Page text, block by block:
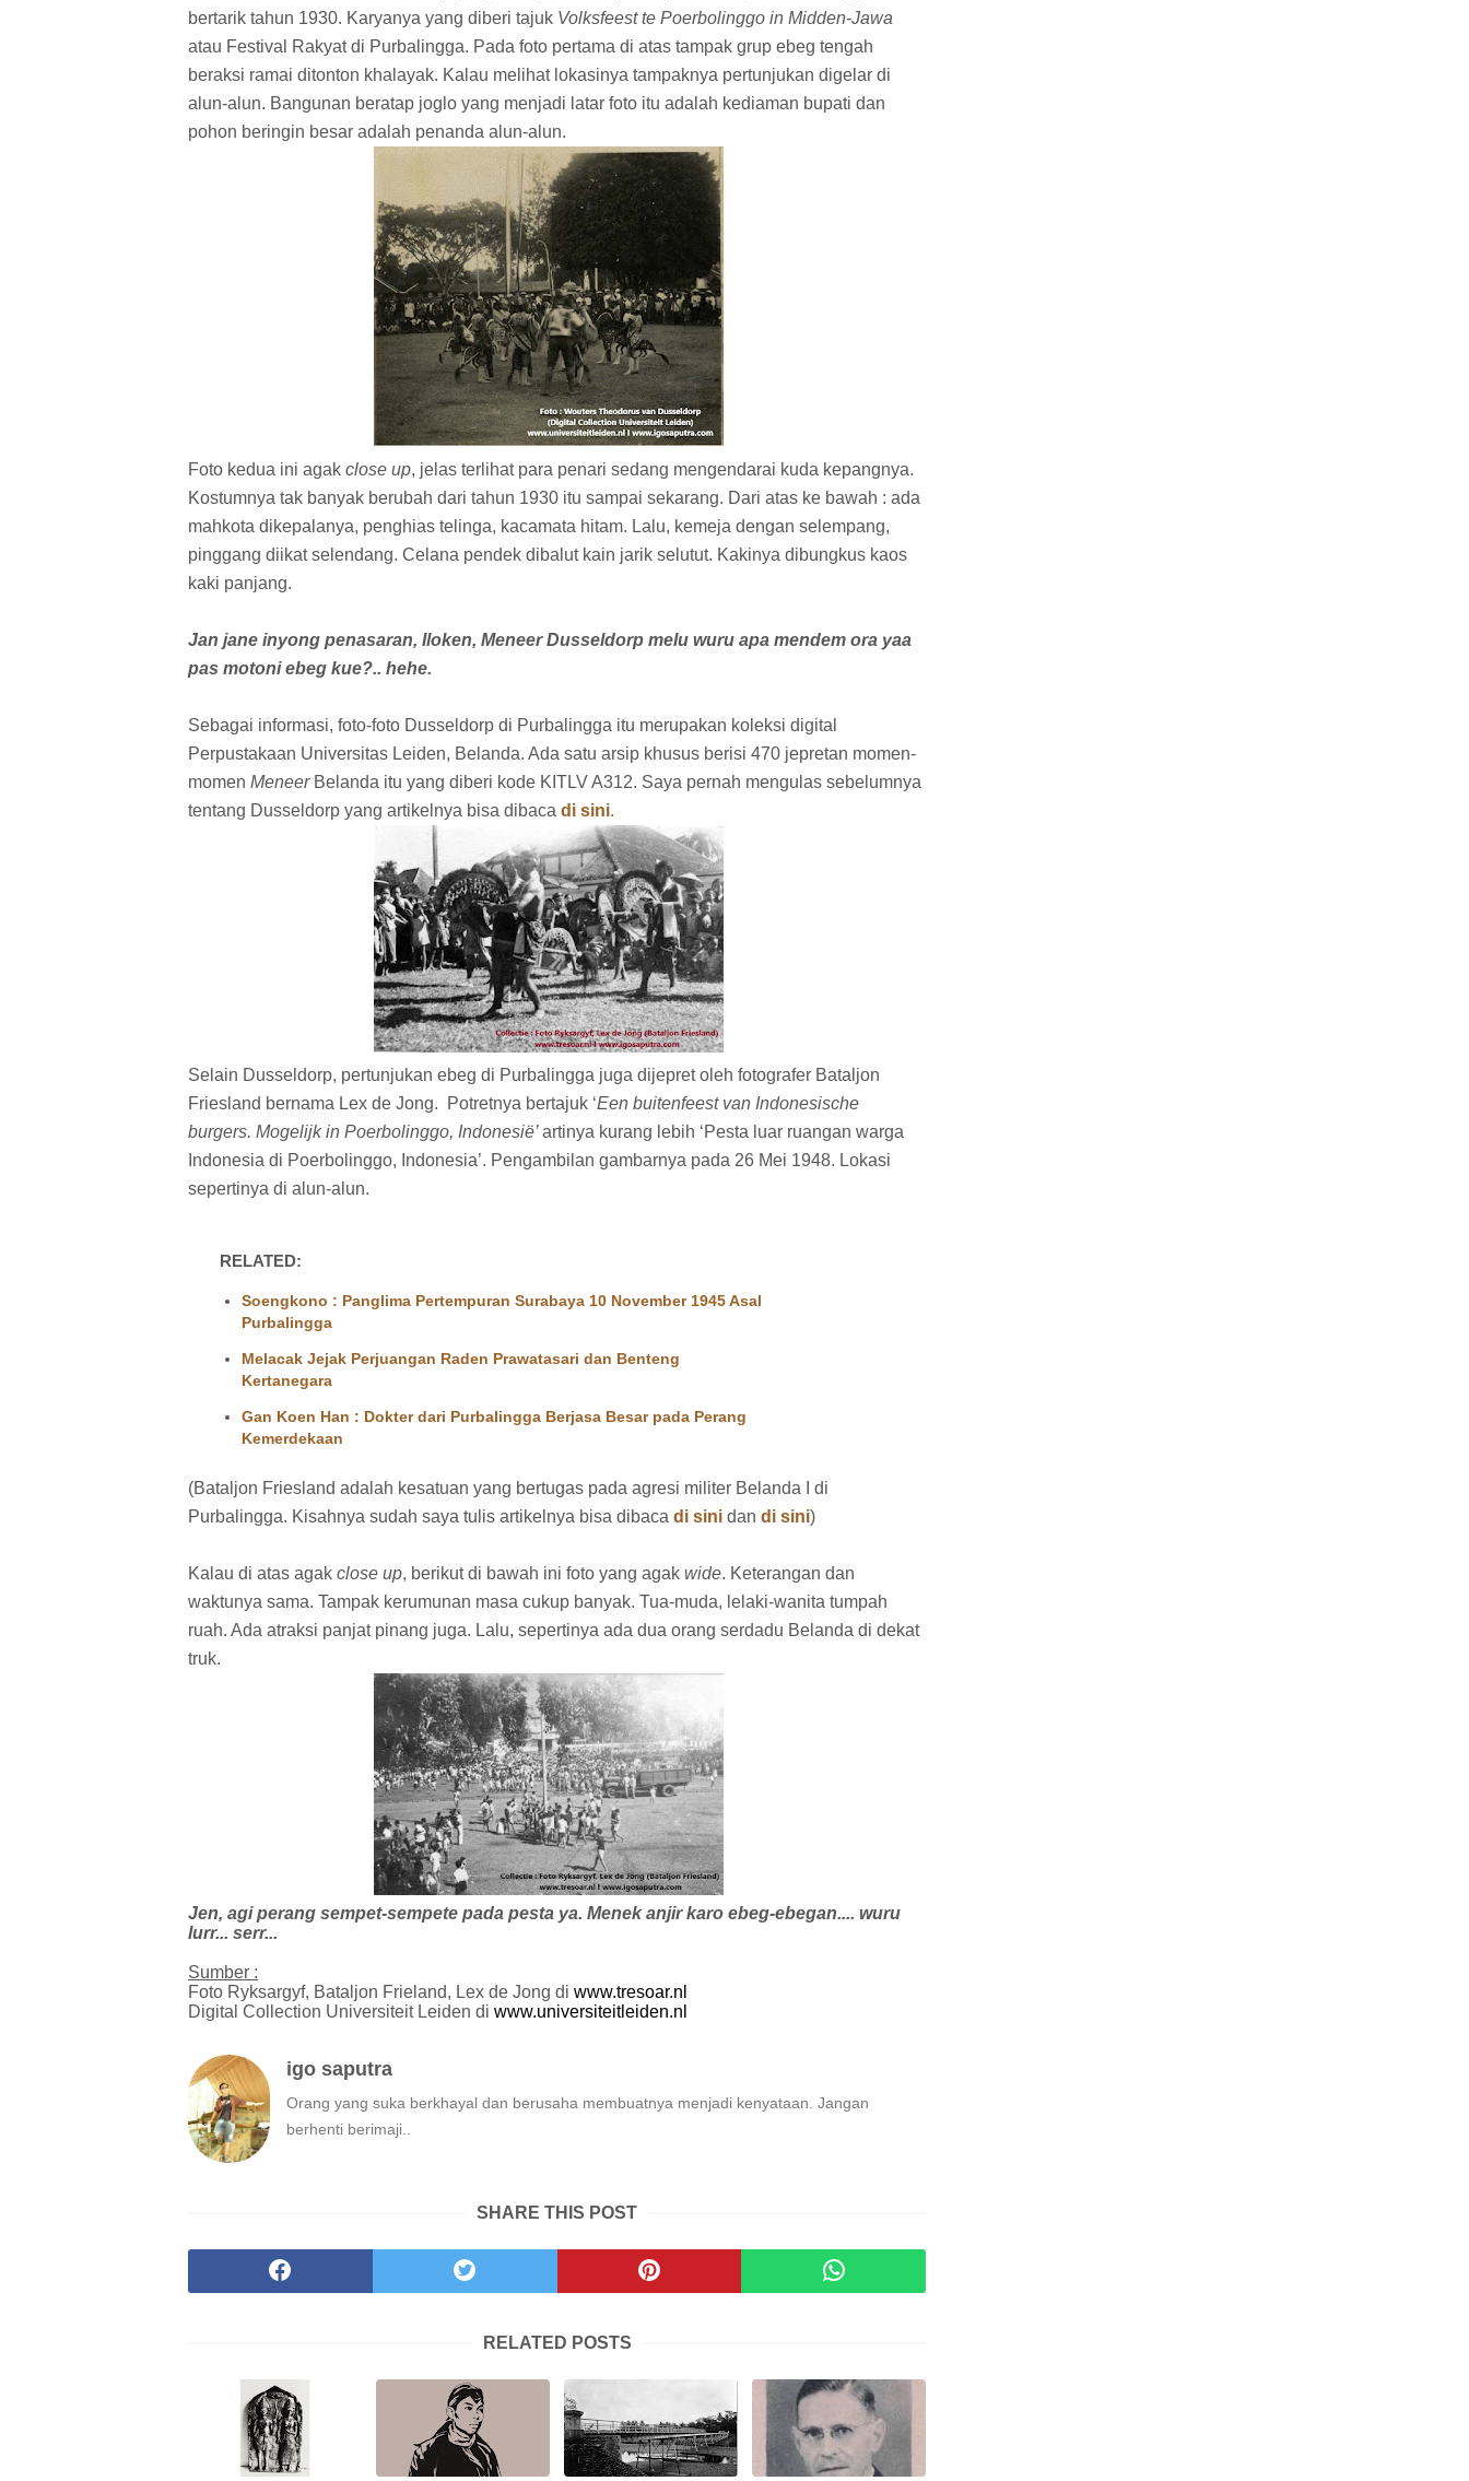
bertarik tahun 1930. Karyanya yang diberi tajuk Volksfeest te Poerbolinggo in Midden-Jawa
atau Festival Rakyat di Purbalingga. Pada foto pertama di atas tampak grup ebeg tengah
beraksi ramai ditonton khalayak. Kalau melihat lokasinya tampaknya pertunjukan digelar di
alun-alun. Bangunan beratap joglo yang menjadi latar foto itu adalah kediaman bupati dan
pohon beringin besar adalah penanda alun-alun.
Foto kedua ini agak close up, jelas terlihat para penari sedang mengendarai kuda kepangnya.
Kostumnya tak banyak berubah dari tahun 1930 itu sampai sekarang. Dari atas ke bawah : ada
mahkota dikepalanya, penghias telinga, kacamata hitam. Lalu, kemeja dengan selempang,
pinggang diikat selendang. Celana pendek dibalut kain jarik selutut. Kakinya dibungkus kaos
kaki panjang.
Jan jane inyong penasaran, Iloken, Meneer Dusseldorp melu wuru apa mendem ora yaa
pas motoni ebeg kue?.. hehe.
Sebagai informasi, foto-foto Dusseldorp di Purbalingga itu merupakan koleksi digital
Perpustakaan Universitas Leiden, Belanda. Ada satu arsip khusus berisi 470 jepretan momen-
momen Meneer Belanda itu yang diberi kode KITLV A312. Saya pernah mengulas sebelumnya
tentang Dusseldorp yang artikelnya bisa dibaca di sini.
Selain Dusseldorp, pertunjukan ebeg di Purbalingga juga dijepret oleh fotografer Bataljon
Friesland bernama Lex de Jong. Potretnya bertajuk ‘Een buitenfeest van Indonesische
burgers. Mogelijk in Poerbolinggo, Indonesië’artinya kurang lebih ‘Pesta luar ruangan warga
Indonesia di Poerbolinggo, Indonesia’. Pengambilan gambarnya pada 26 Mei 1948. Lokasi
sepertinya di alun-alun.
RELATED:
Soengkono : Panglima Pertempuran Surabaya 10 November 1945 Asal
Purbalingga
Melacak Jejak Perjuangan Raden Prawatasari dan Benteng
Kertanegara
Gan Koen Han : Dokter dari Purbalingga Berjasa Besar pada Perang
Kemerdekaan
(Bataljon Friesland adalah kesatuan yang bertugas pada agresi militer Belanda I di
Purbalingga. Kisahnya sudah saya tulis artikelnya bisa dibaca di sini dan di sini)
Kalau di atas agak close up, berikut di bawah ini foto yang agak wide. Keterangan dan
waktunya sama. Tampak kerumunan masa cukup banyak. Tua-muda, lelaki-wanita tumpah
ruah. Ada atraksi panjat pinang juga. Lalu, sepertinya ada dua orang serdadu Belanda di dekat
truk.
Jen, agi perang sempet-sempete pada pesta ya. Menek anjir karo ebeg-ebegan.... wuru
lurr... serr...
Sumber :
Foto Ryksargyf, Bataljon Frieland, Lex de Jong di www.tresoar.nl
Digital Collection Universiteit Leiden di www.universiteitleiden.nl
igo saputra
Orang yang suka berkhayal dan berusaha membuatnya menjadi kenyataan. Jangan
berhenti berimaji..
SHARE THIS POST
RELATED POSTS